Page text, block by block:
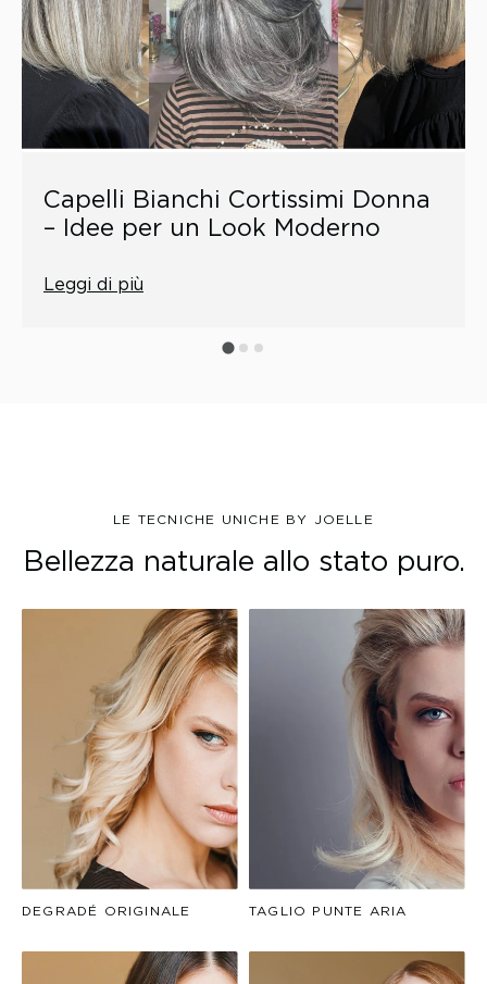
Capelli Bianchi Cortissimi Donna
– Idee per un Look Moderno
Leggi di più
LE TECNICHE UNICHE BY JOELLE
Bellezza naturale allo stato puro.
DEGRADÉ ORIGINALE TAGLIO PUNTE ARIA